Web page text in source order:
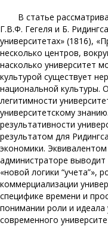
В статье
Г.В.Ф. Гегеля и Б.
университетах» (1816),
несколько центров,
насколько университет
культурой существует
национальной культуры.
легитимности
университетскому
результативности
результатом для
экономики.
администраторе выводит
«новой логики “учета”»,
коммерциализации
специфике времени и
понимании роли и
современного